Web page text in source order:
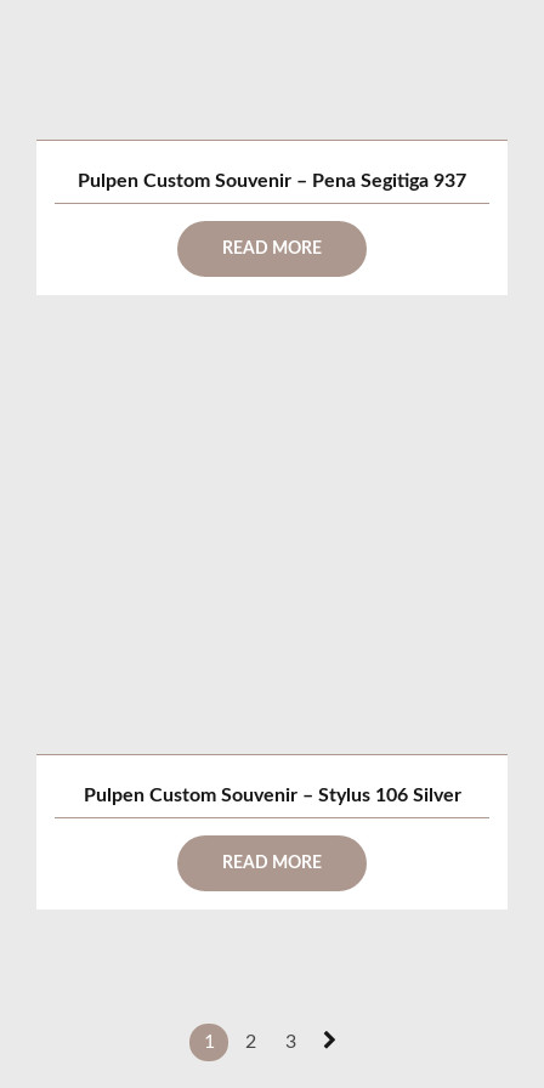
Pulpen Custom Souvenir – Pena Segitiga 937
READ MORE
Pulpen Custom Souvenir – Stylus 106 Silver
READ MORE
1 2 3